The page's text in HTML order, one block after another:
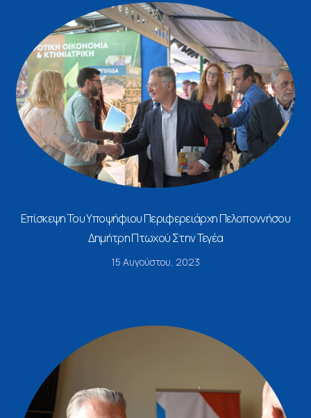
Επίσκεψη Του Υποψήφιου Περιφερειάρχη Πελοποννήσου
Δημήτρη Πτωχού Στην Τεγέα
15 Αυγούστου, 2023